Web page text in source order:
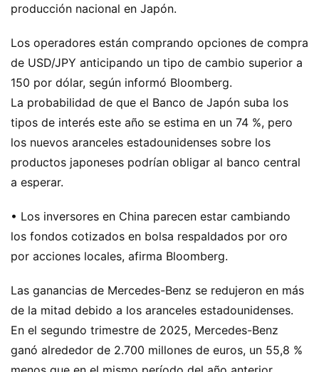
producción nacional en Japón.
Los operadores están comprando opciones de compra
de USD/JPY anticipando un tipo de cambio superior a
150 por dólar, según informó Bloomberg.
La probabilidad de que el Banco de Japón suba los
tipos de interés este año se estima en un 74 %, pero
los nuevos aranceles estadounidenses sobre los
productos japoneses podrían obligar al banco central
a esperar.
• Los inversores en China parecen estar cambiando
los fondos cotizados en bolsa respaldados por oro
por acciones locales, afirma Bloomberg.
Las ganancias de Mercedes-Benz se redujeron en más
de la mitad debido a los aranceles estadounidenses.
En el segundo trimestre de 2025, Mercedes-Benz
ganó alrededor de 2.700 millones de euros, un 55,8 %